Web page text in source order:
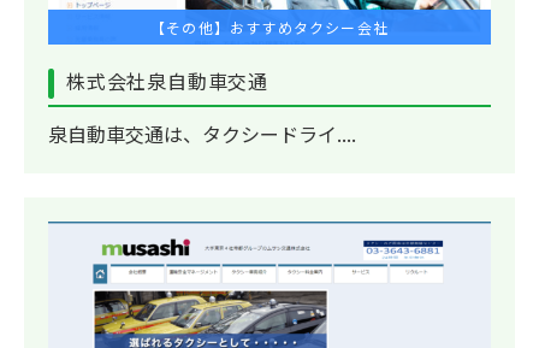
【その他】おすすめタクシー会社
株式会社泉自動車交通
泉自動車交通は、タクシードライ....